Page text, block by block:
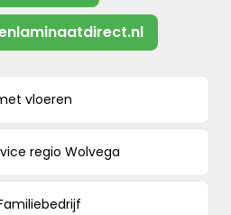
vloeren
regio Wolvega